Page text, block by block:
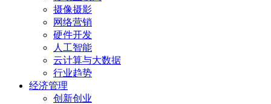
摄像摄影
网络营销
硬件开发
人工智能
云计算与大数据
行业趋势
经济管理
创新创业